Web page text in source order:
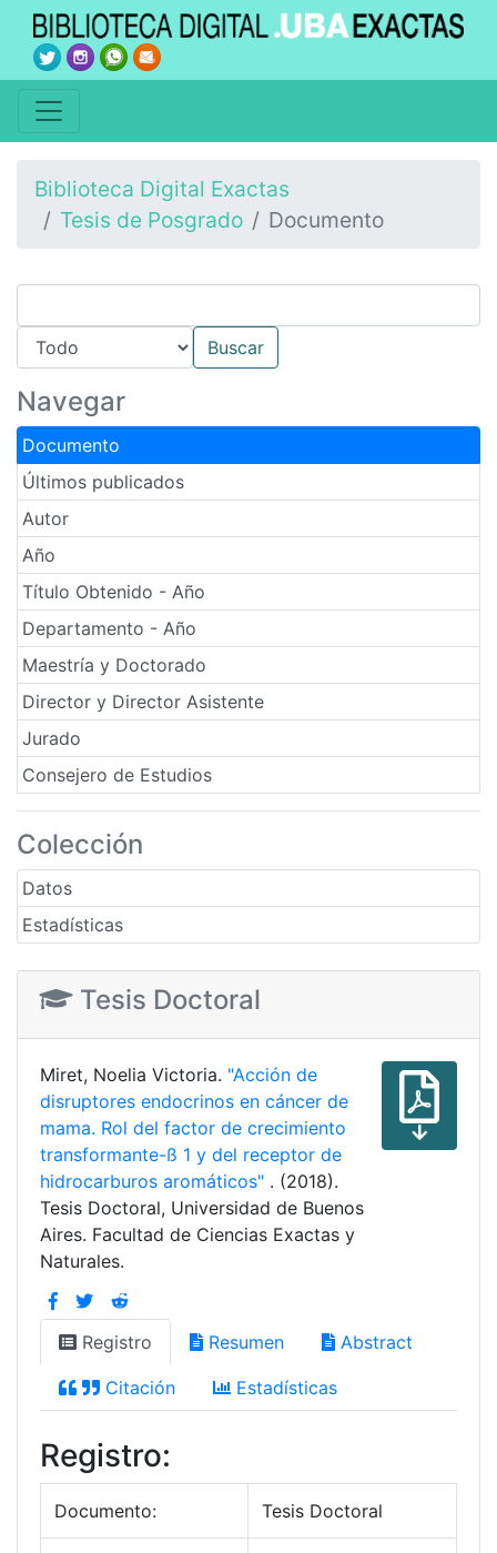
Biblioteca Digital Exactas
Tesis de Posgrado
Documento
Navegar
Documento
Últimos publicados
Autor
Año
Título Obtenido - Año
Departamento - Año
Maestría y Doctorado
Director y Director Asistente
Jurado
Consejero de Estudios
Colección
Datos
Estadísticas
Tesis Doctoral
Miret, Noelia Victoria. "Acción de
disruptores endocrinos en cáncer de
mama. Rol del factor de crecimiento
transformante-ß 1 y del receptor de
hidrocarburos aromáticos" . (2018).
Tesis Doctoral, Universidad de Buenos
Aires. Facultad de Ciencias Exactas y
Naturales.
Registro Resumen Abstract
Citación Estadísticas
Registro:
Documento: Tesis Doctoral